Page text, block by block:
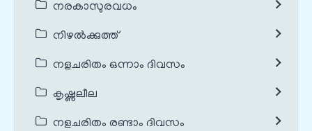
നരകാസുരവധം
നിഴൽക്കുത്ത്
നളചരിതം ഒന്നാം ദിവസം
കൃഷ്ണലീല
നളചരിതം രണ്ടാം ദിവസം